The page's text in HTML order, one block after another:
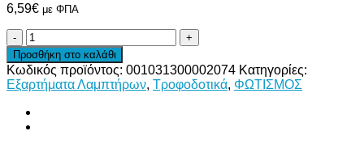
6,59€ με ΦΠΑ
ΤΡΟΦΟΔΟΤΙΚΟ
60W
12V
LED
DRIVER
SLIM
ποσότητα
Προσθήκη στο καλάθι
Κωδικός προϊόντος: 001031300002074 Κατηγορίες:
Εξαρτήματα Λαμπτήρων, Τροφοδοτικά, ΦΩΤΙΣΜΟΣ